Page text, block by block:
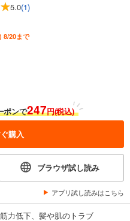
5.0(1)
8/20まで
ポンで247円(税込)
購入
ブラウザ試し読み
アプリ試し読みはこちら
力低下、髪や肌のトラブ